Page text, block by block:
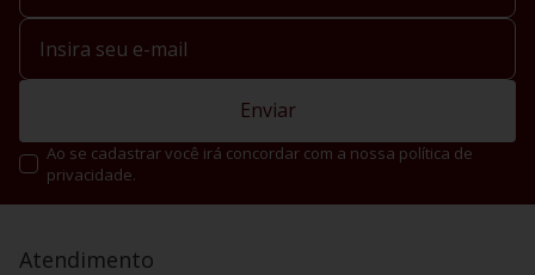
Enviar
Ao se cadastrar você irá concordar com a nossa política de
privacidade.
Atendimento